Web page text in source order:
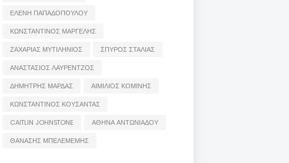
ΕΛΕΝΗ ΠΑΠΑΔΟΠΟΥΛΟΥ
ΚΩΝΣΤΑΝΤΙΝΟΣ ΜΑΡΓΕΛΗΣ
ΖΑΧΑΡΙΑΣ ΜΥΤΙΛΗΝΙΟΣ
ΣΠΥΡΟΣ ΣΤΑΛΙΑΣ
ΑΝΑΣΤΑΣΙΟΣ ΛΑΥΡΕΝΤΖΟΣ
ΔΗΜΗΤΡΗΣ ΜΑΡΔΑΣ
ΑΙΜΙΛΙΟΣ ΚΟΜΙΝΗΣ
ΚΩΝΣΤΑΝΤΙΝΟΣ ΚΟΥΣΑΝΤΑΣ
CAITLIN JOHNSTONE
ΑΘΗΝΑ ΑΝΤΩΝΙΑΔΟΥ
ΘΑΝΑΣΗΣ ΜΠΕΛΕΜΕΜΗΣ